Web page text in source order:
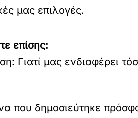
μας επιλογές.
επίσης:
Γιατί μας ενδιαφέρει
που δημοσιεύτηκε